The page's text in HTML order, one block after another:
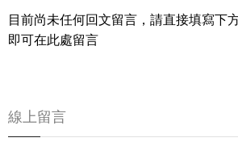
目前尚未任何回文留言，請直接填寫下
即可在此處留言
線上留言